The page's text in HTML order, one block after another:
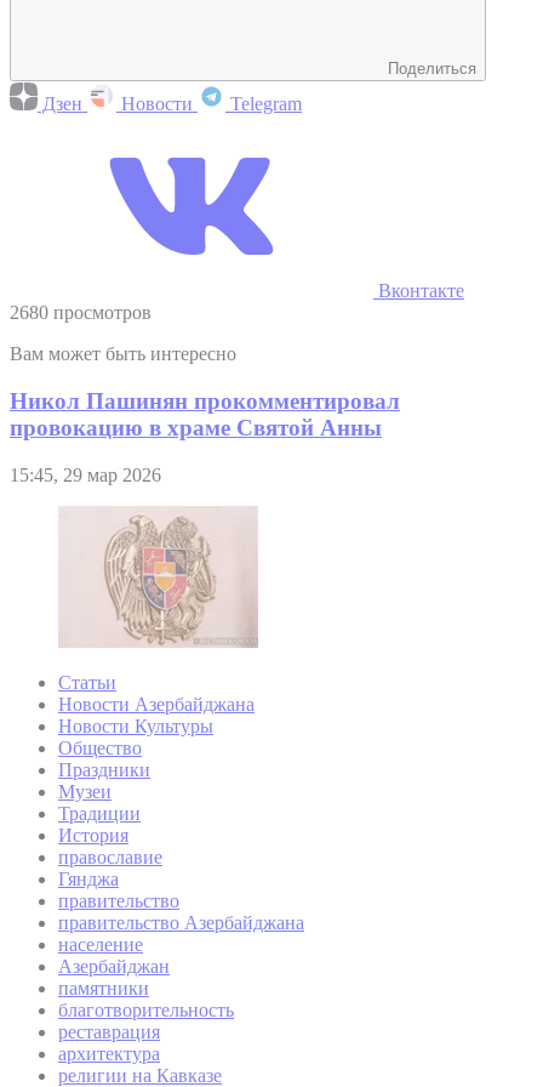
Поделиться
Дзен Новости Telegram
Вконтакте
2680 просмотров
Вам может быть интересно
Никол Пашинян прокомментировал
провокацию в храме Святой Анны
15:45, 29 мар 2026
Статьи
Новости Азербайджана
Новости Культуры
Общество
Праздники
Музеи
Традиции
История
православие
Гянджа
правительство
правительство Азербайджана
население
Азербайджан
памятники
благотворительность
реставрация
архитектура
религии на Кавказе